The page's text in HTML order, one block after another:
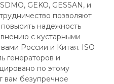
GEKO, GESSAN, и
позволяют
надежность
с кустарными
России и Китая. ISO
генераторов и
по этому
вам безупречное